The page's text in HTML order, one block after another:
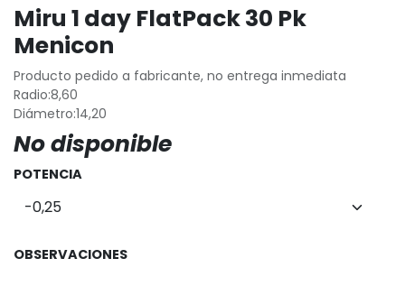
Miru 1 day FlatPack 30 Pk
Menicon
Producto pedido a fabricante, no entrega inmediata
Radio:8,60
Diámetro:14,20
No disponible
POTENCIA
OBSERVACIONES